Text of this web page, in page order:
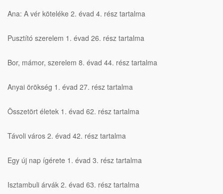
Ana: A vér köteléke 2. évad 4. rész tartalma
Pusztító szerelem 1. évad 26. rész tartalma
Bor, mámor, szerelem 8. évad 44. rész tartalma
Anyai örökség 1. évad 27. rész tartalma
Összetört életek 1. évad 62. rész tartalma
Távoli város 2. évad 42. rész tartalma
Egy új nap ígérete 1. évad 3. rész tartalma
Isztambuli árvák 2. évad 63. rész tartalma